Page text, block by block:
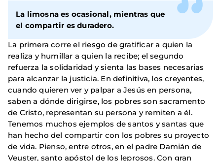
La limosna es ocasional, mientras que
el compartir es duradero.
La primera corre el riesgo de gratificar a quien la
realiza y humillar a quien la recibe; el segundo
refuerza la solidaridad y sienta las bases necesarias
para alcanzar la justicia. En definitiva, los creyentes,
cuando quieren ver y palpar a Jesús en persona,
saben a dónde dirigirse, los pobres son sacramento
de Cristo, representan su persona y remiten a él.
Tenemos muchos ejemplos de santos y santas que
han hecho del compartir con los pobres su proyecto
de vida. Pienso, entre otros, en el padre Damián de
Veuster, santo apóstol de los leprosos. Con gran